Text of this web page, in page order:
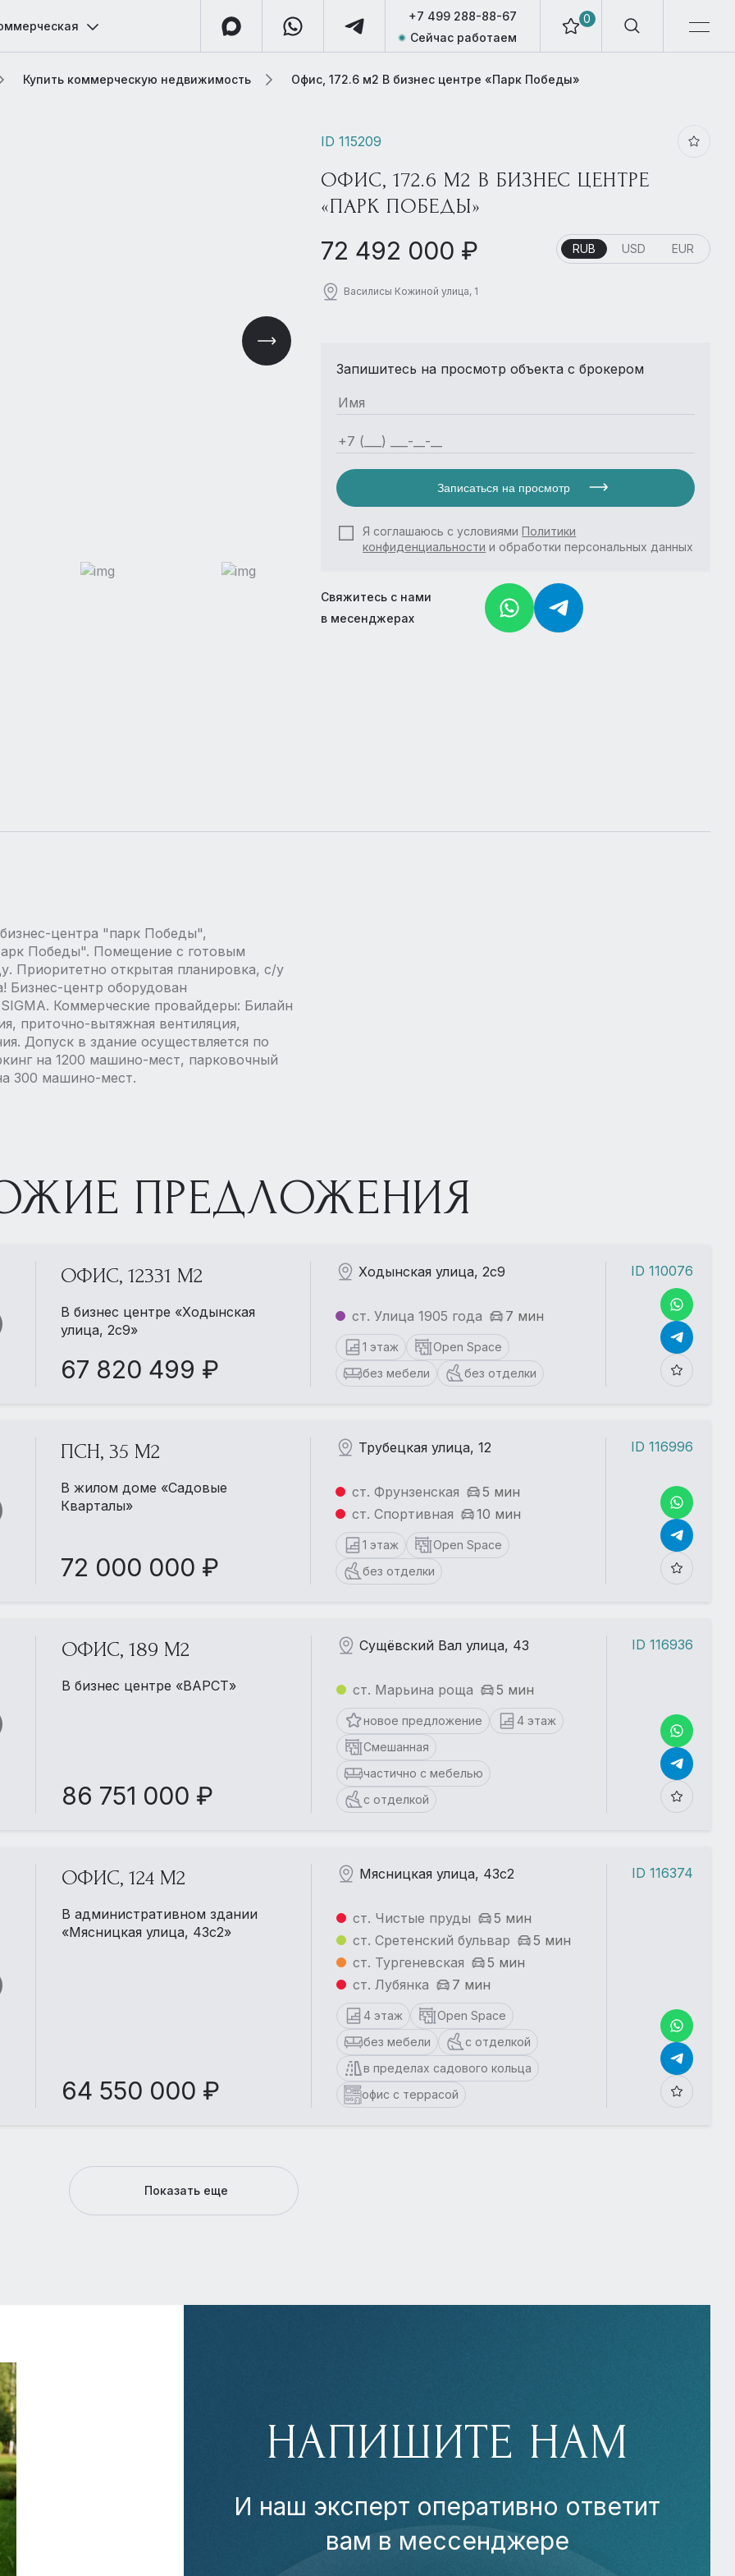
0
+7 499 288-88-67
Сейчас работаем
Купить коммерческую недвижимость Офис, 172.6 м2 В бизнес центре «Парк Победы»
ID 115209
ОФИС, 172.6 М2 В БИЗНЕС ЦЕНТРЕ
«ПАРК ПОБЕДЫ»
72 492 000 ₽ RUB USD EUR
Василисы Кожиной улица, 1
Запишитесь на просмотр объекта с брокером
Записаться на просмотр
Я соглашаюсь с условиямиПолитики
конфиденциальности и обработки персональных данных
Свяжитесь с нами
в месенджерах
центра "парк Победы",
Победы". Помещение с готовым
Приоритетно открытая планировка, с/у
Бизнес-центр оборудован
Коммерческие провайдеры: Билайн
приточно-вытяжная вентиляция,
Допуск в здание осуществляется по
на 1200 машино-мест, парковочный
300 машино-мест.
ПРЕДЛОЖЕНИЯ
ОФИС, 12331 М2
В бизнес центре «Ходынская
улица, 2с9»
67 820 499 ₽
Ходынская улица, 2с9
ст. Улица 1905 года 7 мин
1 этаж
Open Space
без мебели
без отделки
ID 110076
ПСН, 35 М2
В жилом доме «Садовые
Кварталы»
72 000 000 ₽
Трубецкая улица, 12
ст. Фрунзенская
5 мин
ст. Спортивная
10 мин
1 этаж
Open Space
без отделки
ID 116996
ОФИС, 189 М2
В бизнес центре «ВАРСТ»
86 751 000 ₽
Сущёвский Вал улица, 43
ст. Марьина роща 5 мин
новое предложение
4 этаж
Смешанная
частично с мебелью
с отделкой
ID 116936
ОФИС, 124 М2
В административном здании
«Мясницкая улица, 43с2»
64 550 000 ₽
Мясницкая улица, 43с2
ст. Чистые пруды
5 мин
ст. Сретенский бульвар
5 мин
ст. Тургеневская
5 мин
ст. Лубянка
7 мин
4 этаж
Open Space
без мебели
с отделкой
в пределах садового кольца
офис с террасой
ID 116374
Показать еще
НАПИШИТЕ НАМ
И наш эксперт оперативно ответит
вам в мессенджере